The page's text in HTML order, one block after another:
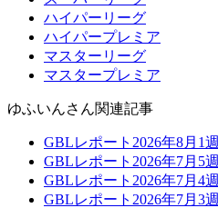
ハイパーリーグ
ハイパープレミア
マスターリーグ
マスタープレミア
ゆふいんさん関連記事
GBLレポート2026年8月1週
GBLレポート2026年7月5週
GBLレポート2026年7月4週
GBLレポート2026年7月3週